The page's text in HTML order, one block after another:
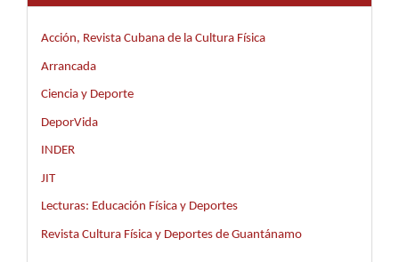
Acción, Revista Cubana de la Cultura Física
Arrancada
Ciencia y Deporte
DeporVida
INDER
JIT
Lecturas: Educación Física y Deportes
Revista Cultura Física y Deportes de Guantánamo